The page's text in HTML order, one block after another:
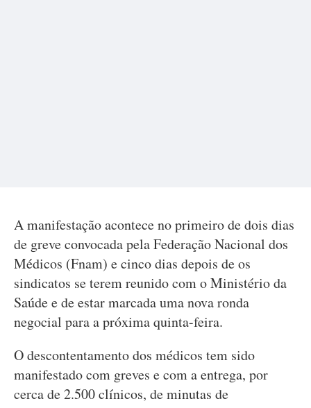
A manifestação acontece no primeiro de dois dias
de greve convocada pela Federação Nacional dos
Médicos (Fnam) e cinco dias depois de os
sindicatos se terem reunido com o Ministério da
Saúde e de estar marcada uma nova ronda
negocial para a próxima quinta-feira.
O descontentamento dos médicos tem sido
manifestado com greves e com a entrega, por
cerca de 2.500 clínicos, de minutas de